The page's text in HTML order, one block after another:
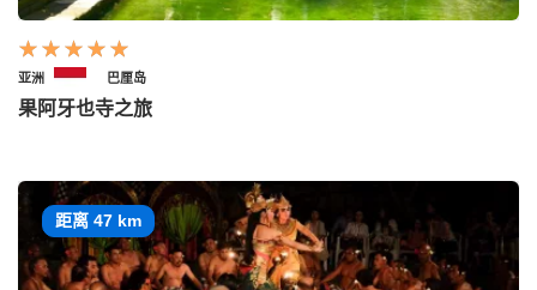
亚洲 巴厘岛
果阿牙也寺之旅
距离 47 km